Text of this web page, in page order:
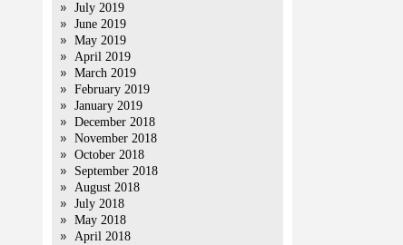
July 2019
June 2019
May 2019
April 2019
March 2019
February 2019
January 2019
December 2018
November 2018
October 2018
September 2018
August 2018
July 2018
May 2018
April 2018